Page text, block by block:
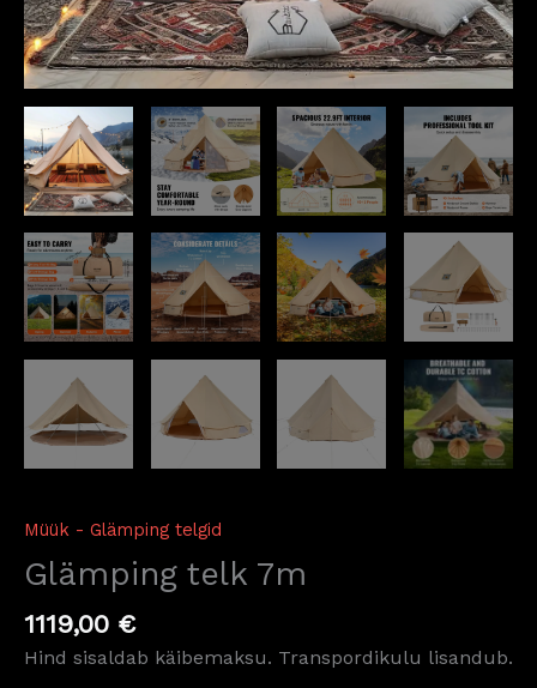
Müük - Glämping telgid
Glämping telk 7m
1119,00 €
Hind sisaldab käibemaksu. Transpordikulu lisandub.